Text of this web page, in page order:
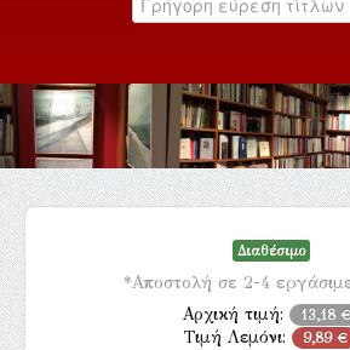
Κατάλογος
Εκδηλώσεις
Επικοινωνία
Διαθέσιμο
*Αποστολή σε 2-4
Αρχική τιμή: 13,18 €
Τιμή Λεμόνι: 9,89 €